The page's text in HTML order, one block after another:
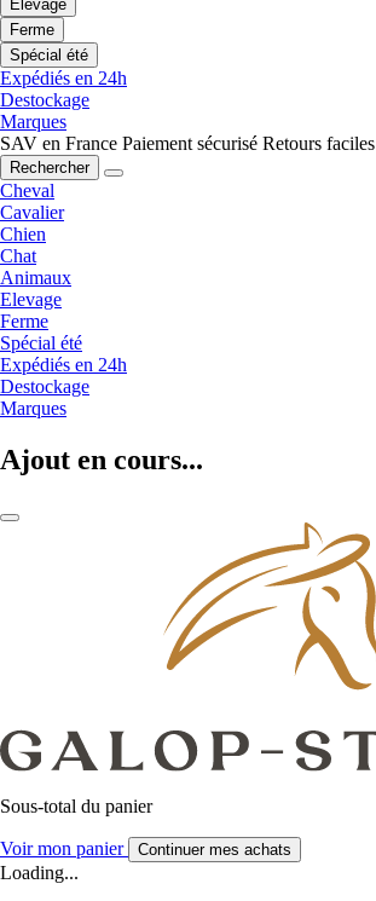
Elevage
Ferme
Spécial été
Expédiés en 24h
Destockage
Marques
SAV en France Paiement sécurisé Retours faciles
Rechercher
Cheval
Cavalier
Chien
Chat
Animaux
Elevage
Ferme
Spécial été
Expédiés en 24h
Destockage
Marques
Ajout en cours...
Sous-total du panier
Voir mon panier Continuer mes achats
Loading...